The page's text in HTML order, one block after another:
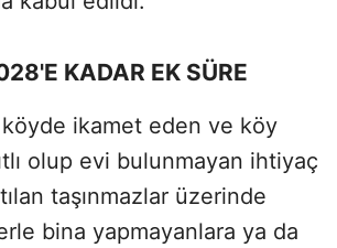
KADAR EK SÜRE
ikamet eden ve köy
olup evi bulunmayan ihtiyaç
taşınmazlar üzerinde
bina yapmayanlara ya da